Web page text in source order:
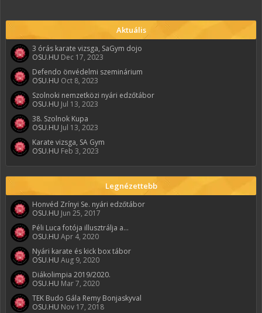
Aktuális
3 órás karate vizsga, SaGym dojo
OSU.HU Dec 17, 2023
Defendo önvédelmi szeminárium
OSU.HU Oct 8, 2023
Szolnoki nemzetközi nyári edzőtábor
OSU.HU Jul 13, 2023
38. Szolnok Kupa
OSU.HU Jul 13, 2023
Karate vizsga, SA Gym
OSU.HU Feb 3, 2023
Legnézettebb
Honvéd Zrínyi Se. nyári edzőtábor
OSU.HU Jun 25, 2017
Péli Luca fotója illusztrálja a...
OSU.HU Apr 4, 2020
Nyári karate és kick box tábor
OSU.HU Aug 9, 2020
Diákolimpia 2019/2020.
OSU.HU Mar 7, 2020
TEK Budo Gála Remy Bonjaskyval
OSU.HU Nov 17, 2018